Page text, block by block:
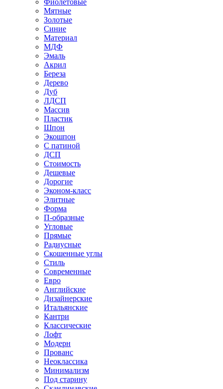
Фиолетовые
Мятные
Золотые
Синие
Материал
МДФ
Эмаль
Акрил
Береза
Дерево
Дуб
ЛДСП
Массив
Пластик
Шпон
Экошпон
С патиной
ДСП
Стоимость
Дешевые
Дорогие
Эконом-класс
Элитные
Форма
П-образные
Угловые
Прямые
Радиусные
Скошенные углы
Стиль
Современные
Евро
Английские
Дизайнерские
Итальянские
Кантри
Классические
Лофт
Модерн
Прованс
Неоклассика
Минимализм
Под старину